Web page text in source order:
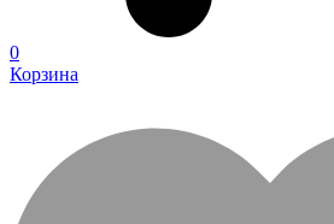
0
Корзина